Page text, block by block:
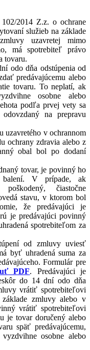
2014 Z.z. o ochrane
služieb na základe
uzavretej mimo
má spotrebiteľ právo
tovaru.
odo dňa odstúpenia od
predávajúcemu alebo
tovaru. To neplatí, ak
osobne alebo
podľa prvej vety sa
na prepravu
uzavretého v ochrannom
ochrany zdravia alebo z
obal bol po dodaní
tovar, je povinný ho
balení. V prípade, ak
čiastočne
stavu, v ktorom bol
že predávajúci je
je predávajúci povinný
spotrebiteľom za
od zmluvy uviesť
byť uhradená suma za
Formulár pre
PDF. Predávajúci je
do 14 dní odo dňa
vrátiť spotrebiteľovi
zmluvy alebo v
vrátiť spotrebiteľovi
je tovar doručený alebo
späť predávajúcemu,
osobne alebo